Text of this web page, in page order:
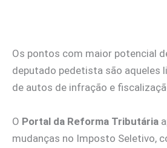
Os pontos com maior potencial
deputado pedetista são aqueles
de autos de infração e
O Portal da Reforma Tributária
mudanças no Imposto Seletivo,